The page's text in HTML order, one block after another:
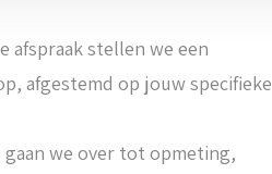
afspraak stellen we een
afgestemd op jouw specifieke
we over tot opmeting,